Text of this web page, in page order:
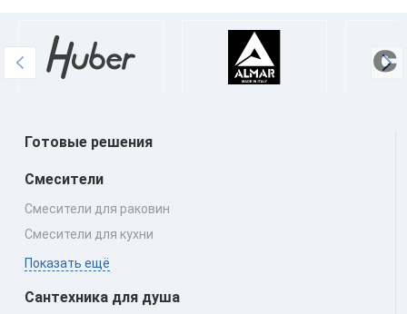
Готовые решения
Смесители
Смесители для раковин
Смесители для кухни
Показать ещё
Сантехника для душа